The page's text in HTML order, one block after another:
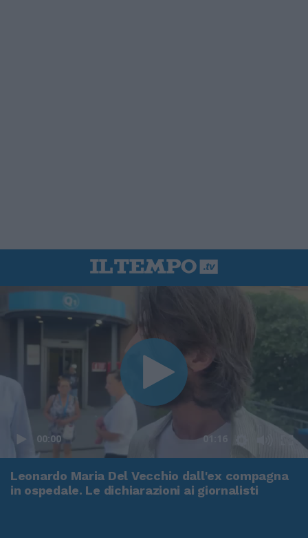
00:00 01:16
Leonardo Maria Del Vecchio dall'ex compagna
in ospedale. Le dichiarazioni ai giornalisti